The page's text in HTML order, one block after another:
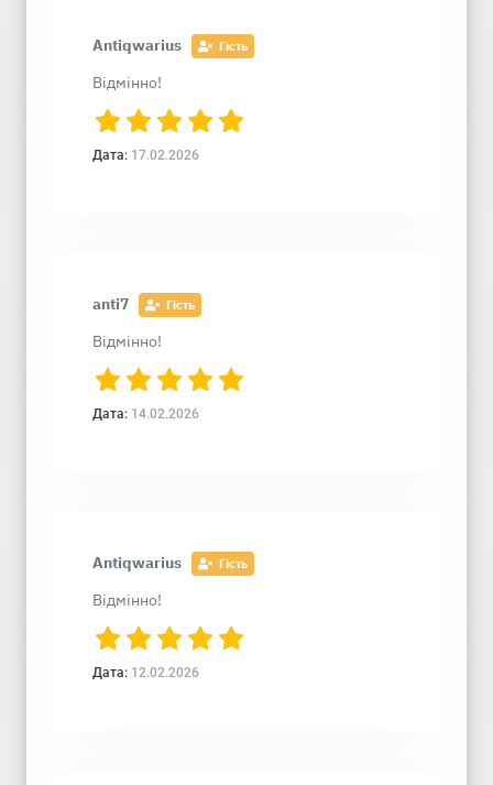
Antiqwarius Гість
Відмінно!
Дата: 17.02.2026
anti7 Гість
Відмінно!
Дата: 14.02.2026
Antiqwarius Гість
Відмінно!
Дата: 12.02.2026